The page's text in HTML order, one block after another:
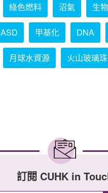
綠色燃料 沼氣 生
ASD 甲基化 DNA
月球水資源 火山玻璃珠
訂閱 CUHK in